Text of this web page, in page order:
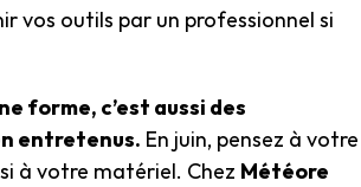
vos outils par un professionnel si
forme, c’est aussi des
entretenus. En juin, pensez à votre
à votre matériel. Chez Météore